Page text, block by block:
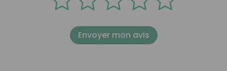
Envoyer mon avis